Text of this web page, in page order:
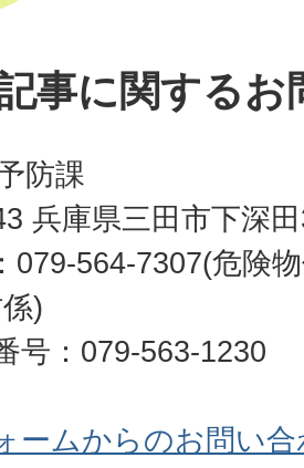
事に関するお
防課
兵庫県三田市下深
079-564-7307(危険
)
号：079-563-1230
ームからのお問い